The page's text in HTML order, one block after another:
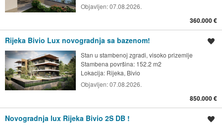
Objavljen:07.08.2026.
360.000 €
Rijeka Bivio Lux novogradnja sa bazenom!
Stan u stambenoj zgradi, visoko prizemlje
Stambena površina: 152.2 m2
Lokacija: Rijeka, Bivio
Objavljen:07.08.2026.
850.000 €
Novogradnja lux Rijeka Bivio 2S DB !